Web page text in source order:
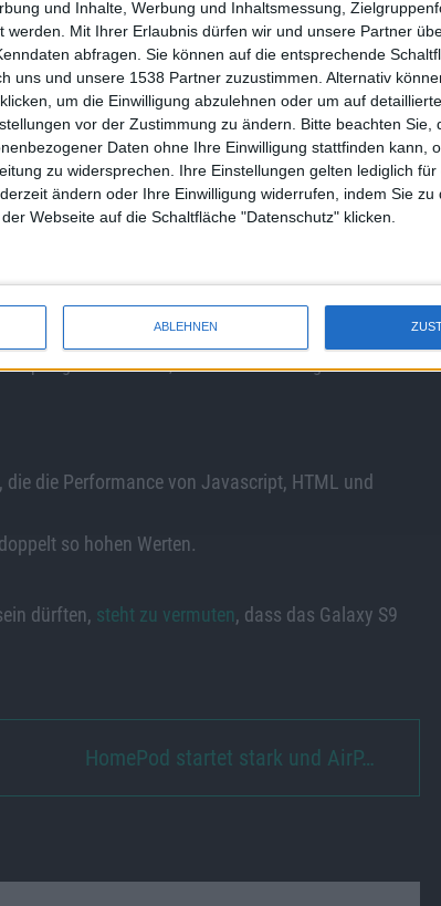
und Inhalte, Werbung und Inhaltsmessung,
werden.
Mit Ihrer Erlaubnis dürfen wir und unsere Partner
abfragen. Sie können auf die entsprechende
uns und unsere 1538 Partner zuzustimmen. Alternativ
um die Einwilligung abzulehnen oder um auf
vor der Zustimmung zu ändern.
Bitte beachten Sie,
Daten ohne Ihre Einwilligung stattfinden kann,
zu widersprechen. Ihre Einstellungen gelten lediglich
ändern oder Ihre Einwilligung widerrufen, indem Sie zu
Webseite auf die Schaltfläche "Datenschutz" klicken.
ABLEHNEN
S9 3.734 beziehungsweise 3.440. Apples iPhone X
angetrieben wird, konnte sich im Integer-Benchmark
die Performance von Javascript, HTML und
so hohen Werten.
dürften, steht zu vermuten, dass das Galaxy S9
HomePod startet stark und AirP…